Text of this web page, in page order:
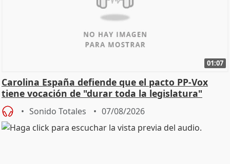
01:07
Carolina España defiende que el pacto PP-Vox
tiene vocación de "durar toda la legislatura"
Sonido Totales 07/08/2026